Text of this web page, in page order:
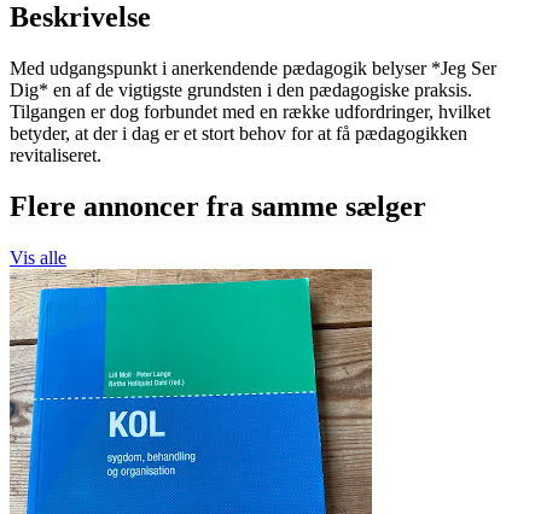
Beskrivelse
Med udgangspunkt i anerkendende pædagogik belyser *Jeg Ser
Dig* en af de vigtigste grundsten i den pædagogiske praksis.
Tilgangen er dog forbundet med en række udfordringer, hvilket
betyder, at der i dag er et stort behov for at få pædagogikken
revitaliseret.
Flere annoncer fra samme sælger
Vis alle